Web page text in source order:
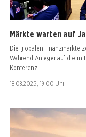
Märkte warten auf
Die globalen Finanzmärkte
Während Anleger auf die
Konferenz…
18.08.2025, 19:00 Uhr